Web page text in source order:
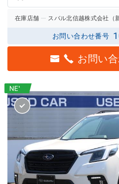
在庫店舗 スバル北信越株式会社
お問い合わせ番号
お問い